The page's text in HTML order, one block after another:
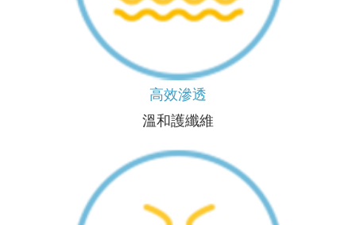
高效滲透
溫和護纖維